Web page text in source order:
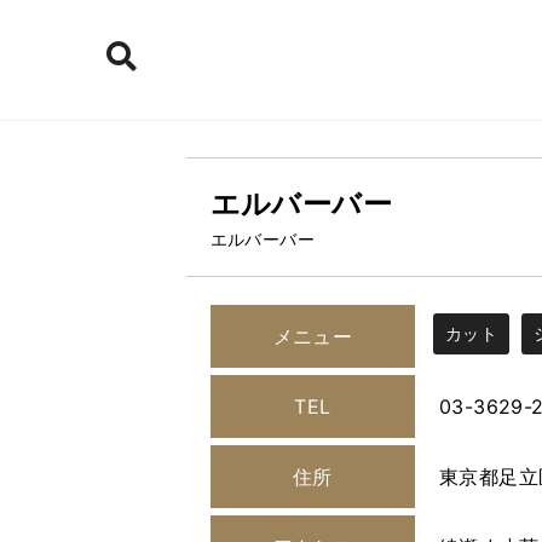
エルバーバー
エルバーバー
メニュー カット
TEL 03-3629-
住所 東京都足